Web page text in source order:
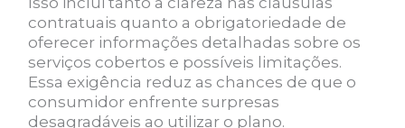
contratuais quanto a obrigatoriedade de
oferecer informações detalhadas sobre os
serviços cobertos e possíveis limitações.
Essa exigência reduz as chances de que o
consumidor enfrente surpresas
desagradáveis ao utilizar o plano.